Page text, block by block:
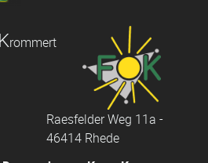
Krommert
Raesfelder Weg 11a -
46414 Rhede